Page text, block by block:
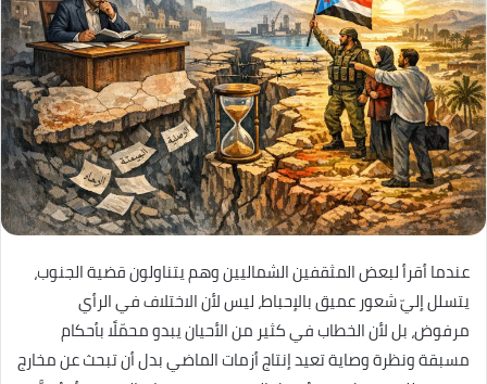
عندما أقرأ لبعض المثقفين الشماليين وهم يتناولون قضية الجنوب،
يتسلل إليّ شعور عميق بالإحباط، ليس لأن الاختلاف في الرأي
مرفوض، بل لأن الخطاب في كثير من الأحيان يبدو محمّلًا بأحكام
مسبقة ونظرة وصاية تعيد إنتاج أزمات الماضي بدل أن تبحث عن مخارج